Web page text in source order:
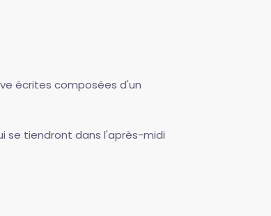
écrites composées d'un
se tiendront dans l'après-midi